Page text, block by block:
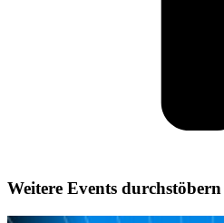
Weitere Events durchstöbern